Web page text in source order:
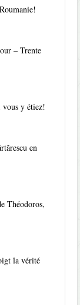
– Trente
vous y étiez!
en
Théodoros,
la vérité